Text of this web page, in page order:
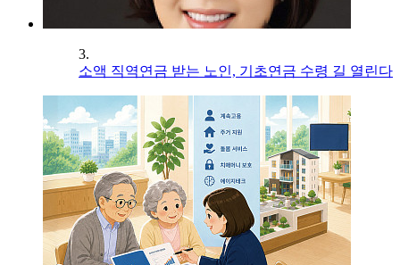
3.
소액 직역연금 받는 노인, 기초연금 수령 길 열린다